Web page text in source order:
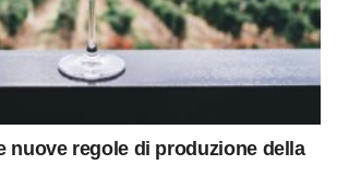
nuove regole di produzione della